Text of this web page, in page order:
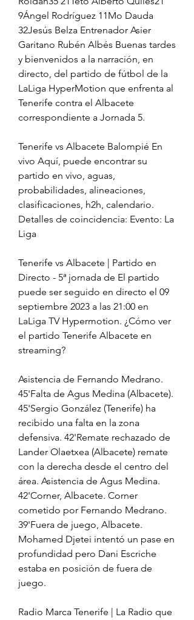
9Ángel Rodríguez 11Mo Dauda
32Jesús Belza Entrenador Asier
Garitano Rubén Albés Buenas tardes
y bienvenidos a la narración, en
directo, del partido de fútbol de la
LaLiga HyperMotion que enfrenta al
Tenerife contra el Albacete
correspondiente a Jornada 5.
Tenerife vs Albacete Balompié En
vivo Aquí, puede encontrar su
partido en vivo, aguas,
probabilidades, alineaciones,
clasificaciones, h2h, calendario.
Detalles de coincidencia: Evento: La
Liga
Tenerife vs Albacete | Partido en
Directo - 5ª jornada de El partido
puede ser seguido en directo el 09
septiembre 2023 a las 21:00 en
LaLiga TV Hypermotion. ¿Cómo ver
el partido Tenerife Albacete en
streaming?
Asistencia de Fernando Medrano.
45'Falta de Agus Medina (Albacete).
45'Sergio González (Tenerife) ha
recibido una falta en la zona
defensiva. 42'Remate rechazado de
Lander Olaetxea (Albacete) remate
con la derecha desde el centro del
área. Asistencia de Agus Medina.
42'Corner, Albacete. Corner
cometido por Fernando Medrano.
39'Fuera de juego, Albacete.
Mohamed Djetei intentó un pase en
profundidad pero Dani Escriche
estaba en posición de fuera de
juego.
Radio Marca Tenerife | La Radio que